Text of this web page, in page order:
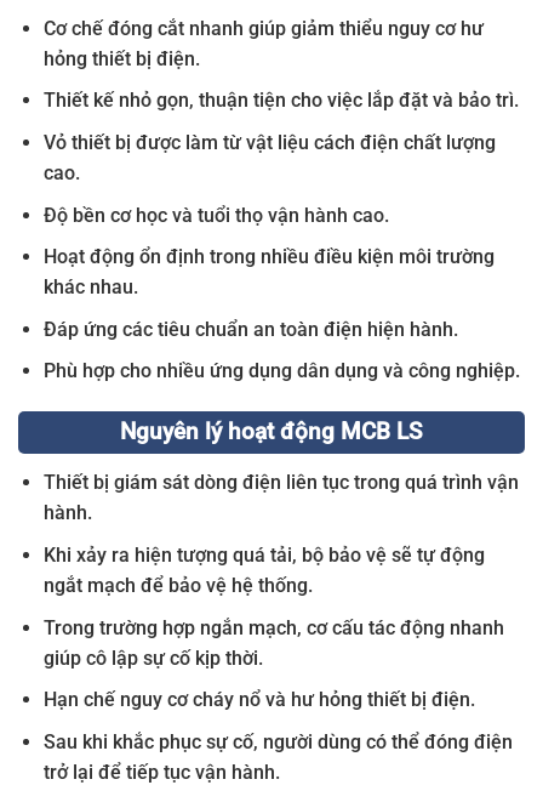
Cơ chế đóng cắt nhanh giúp giảm thiểu nguy cơ hư
hỏng thiết bị điện.
Thiết kế nhỏ gọn, thuận tiện cho việc lắp đặt và bảo trì.
Vỏ thiết bị được làm từ vật liệu cách điện chất lượng
cao.
Độ bền cơ học và tuổi thọ vận hành cao.
Hoạt động ổn định trong nhiều điều kiện môi trường
khác nhau.
Đáp ứng các tiêu chuẩn an toàn điện hiện hành.
Phù hợp cho nhiều ứng dụng dân dụng và công nghiệp.
Nguyên lý hoạt động MCB LS
Thiết bị giám sát dòng điện liên tục trong quá trình vận
hành.
Khi xảy ra hiện tượng quá tải, bộ bảo vệ sẽ tự động
ngắt mạch để bảo vệ hệ thống.
Trong trường hợp ngắn mạch, cơ cấu tác động nhanh
giúp cô lập sự cố kịp thời.
Hạn chế nguy cơ cháy nổ và hư hỏng thiết bị điện.
Sau khi khắc phục sự cố, người dùng có thể đóng điện
trở lại để tiếp tục vận hành.